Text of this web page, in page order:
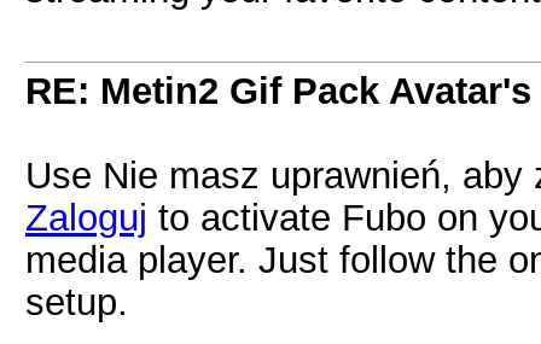
RE: Metin2 Gif Pack Avatar's
Use Nie masz uprawnień,
Zaloguj to activate Fubo on
media player. Just follow the
setup.